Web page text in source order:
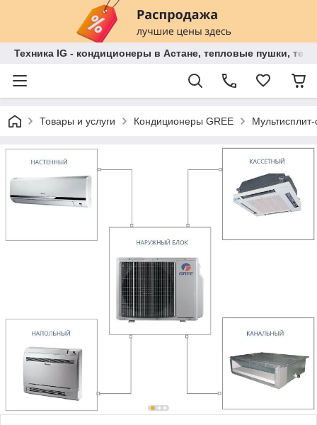
Техника IG - кондиционеры в Астане, тепловые пушки,
Товары и услуги Кондиционеры GREE